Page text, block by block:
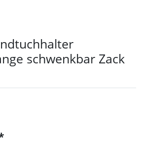
schwenkbar Zack